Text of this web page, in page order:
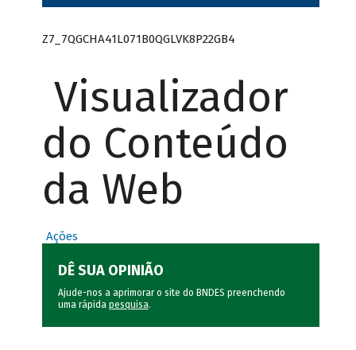
Z7_7QGCHA41L071B0QGLVK8P22GB4
Visualizador
do Conteúdo
da Web
Ações
DÊ SUA OPINIÃO
Ajude-nos a aprimorar o site do BNDES preenchendo
uma rápida pesquisa.